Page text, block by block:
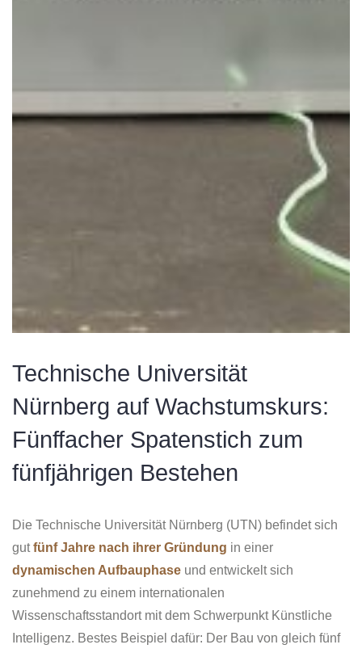
Technische Universität
Nürnberg auf Wachstumskurs:
Fünffacher Spatenstich zum
fünfjährigen Bestehen
Die Technische Universität Nürnberg (UTN) befindet sich
gutfünf Jahre nach ihrer Gründung in einer
dynamischen Aufbauphase und entwickelt sich
zunehmend zu einem internationalen
Wissenschaftsstandort mit dem Schwerpunkt Künstliche
Intelligenz. Bestes Beispiel dafür: Der Bau von gleich fünf